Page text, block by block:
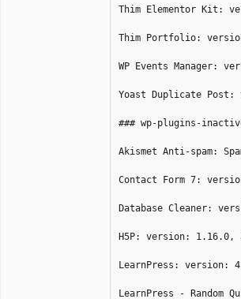
Thim Elementor Kit:
Thim Portfolio:
WP Events Manager:
Yoast Duplicate Post:
### wp-plugins-
Akismet Anti-spam:
Contact Form 7:
Database Cleaner:
H5P: version: 1.16.0,
LearnPress: version:
LearnPress -